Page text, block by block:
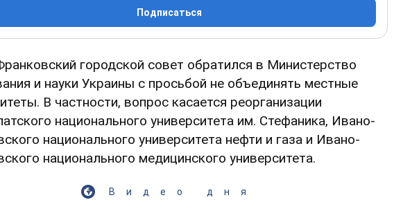
Подписаться
городской совет обратился в Министерство
и науки Украины с просьбой не объединять местные
В частности, вопрос касается реорганизации
национального университета им. Стефаника, Ивано-
национального университета нефти и газа и Ивано-
национального медицинского университета.
Видео дня